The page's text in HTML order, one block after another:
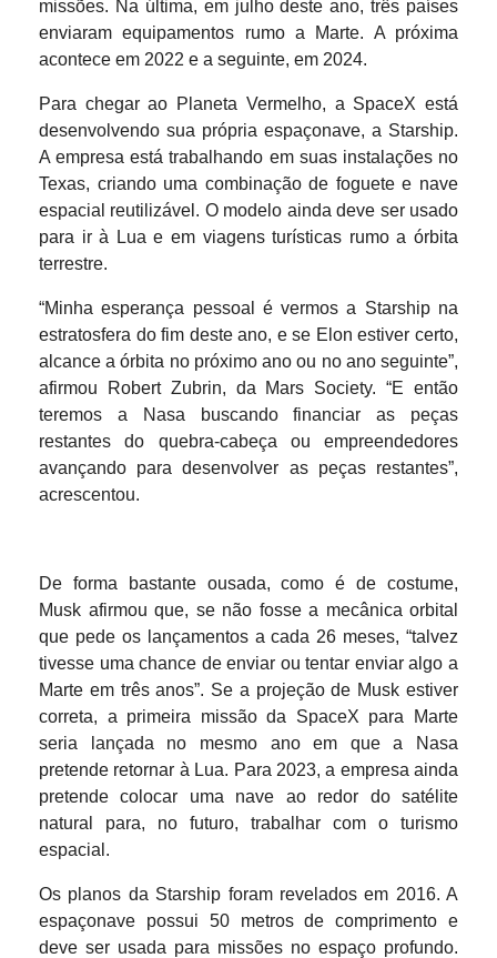
missões. Na última, em julho deste ano, três países
enviaram equipamentos rumo a Marte. A próxima
acontece em 2022 e a seguinte, em 2024.
Para chegar ao Planeta Vermelho, a SpaceX está
desenvolvendo sua própria espaçonave, a Starship.
A empresa está trabalhando em suas instalações no
Texas, criando uma combinação de foguete e nave
espacial reutilizável. O modelo ainda deve ser usado
para ir à Lua e em viagens turísticas rumo a órbita
terrestre.
“Minha esperança pessoal é vermos a Starship na
estratosfera do fim deste ano, e se Elon estiver certo,
alcance a órbita no próximo ano ou no ano seguinte”,
afirmou Robert Zubrin, da Mars Society. “E então
teremos a Nasa buscando financiar as peças
restantes do quebra-cabeça ou empreendedores
avançando para desenvolver as peças restantes”,
acrescentou.
De forma bastante ousada, como é de costume,
Musk afirmou que, se não fosse a mecânica orbital
que pede os lançamentos a cada 26 meses, “talvez
tivesse uma chance de enviar ou tentar enviar algo a
Marte em três anos”. Se a projeção de Musk estiver
correta, a primeira missão da SpaceX para Marte
seria lançada no mesmo ano em que a Nasa
pretende retornar à Lua. Para 2023, a empresa ainda
pretende colocar uma nave ao redor do satélite
natural para, no futuro, trabalhar com o turismo
espacial.
Os planos da Starship foram revelados em 2016. A
espaçonave possui 50 metros de comprimento e
deve ser usada para missões no espaço profundo.